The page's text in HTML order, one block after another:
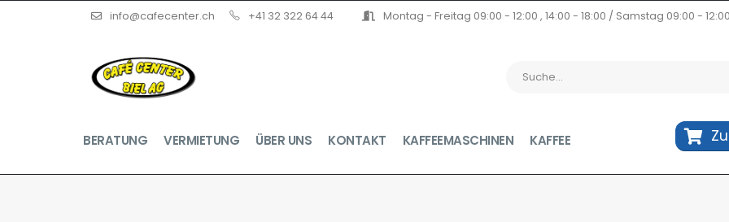
info@cafecenter.ch +41 32 322 64 44 Montag - Freitag 09:00 - 12:00 , 14:00 - 18:00 / Samstag 09:00 -
BERATUNG VERMIETUNG ÜBER UNS KONTAKT KAFFEEMASCHINEN KAFFEE